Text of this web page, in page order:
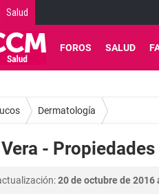
Salud
FOROS SALUD
Dermatología
- Propiedades
20 de octubre de 2016